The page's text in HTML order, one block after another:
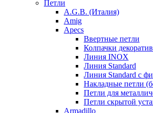
Петли
A.G.B. (Италия)
Amig
Apecs
Ввертные петли
Колпачки
Линия INOX
Линия Standard
Линия Standard с
Накладные петли
Петли для
Петли скрытой
Armadillo